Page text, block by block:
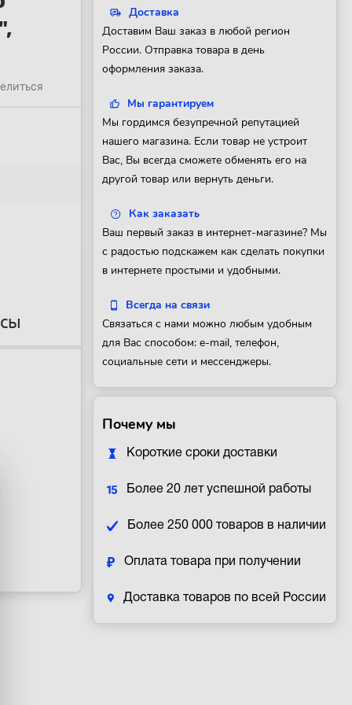
Доставка
Доставим Ваш заказ в любой регион
России. Отправка товара в день
оформления заказа.
Мы гарантируем
Мы гордимся безупречной репутацией
нашего магазина. Если товар не устроит
Вас, Вы всегда сможете обменять его на
другой товар или вернуть деньги.
Как заказать
Ваш первый заказ в интернет-магазине? Мы
с радостью подскажем как сделать покупки
в интернете простыми и удобными.
Всегда на связи
Связаться с нами можно любым удобным
для Вас способом: e-mail, телефон,
социальные сети и мессенджеры.
Почему мы
Короткие сроки доставки
Более 20 лет успешной работы
Более 250 000 товаров в наличии
Оплата товара при получении
Доставка товаров по всей России